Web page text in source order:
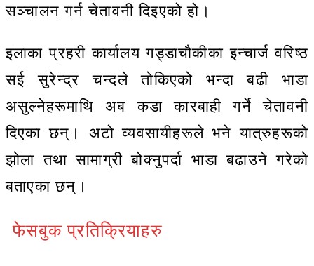
सञ्चालन गर्न चेतावनी दिइएको हो।
इलाका प्रहरी कार्यालय गड्डाचौकीका इन्चार्ज वरिष्ठ
सई सुरेन्द्र चन्दले तोकिएको भन्दा बढी भाडा
असुल्नेहरूमाथि अब कडा कारबाही गर्ने चेतावनी
दिएका छन्। अटो व्यवसायीहरूले भने यात्रुहरूको
झोला तथा सामाग्री बोक्नुपर्दा भाडा बढाउने गरेको
बताएका छन्।
फेसबुक प्रतिक्रियाहरु